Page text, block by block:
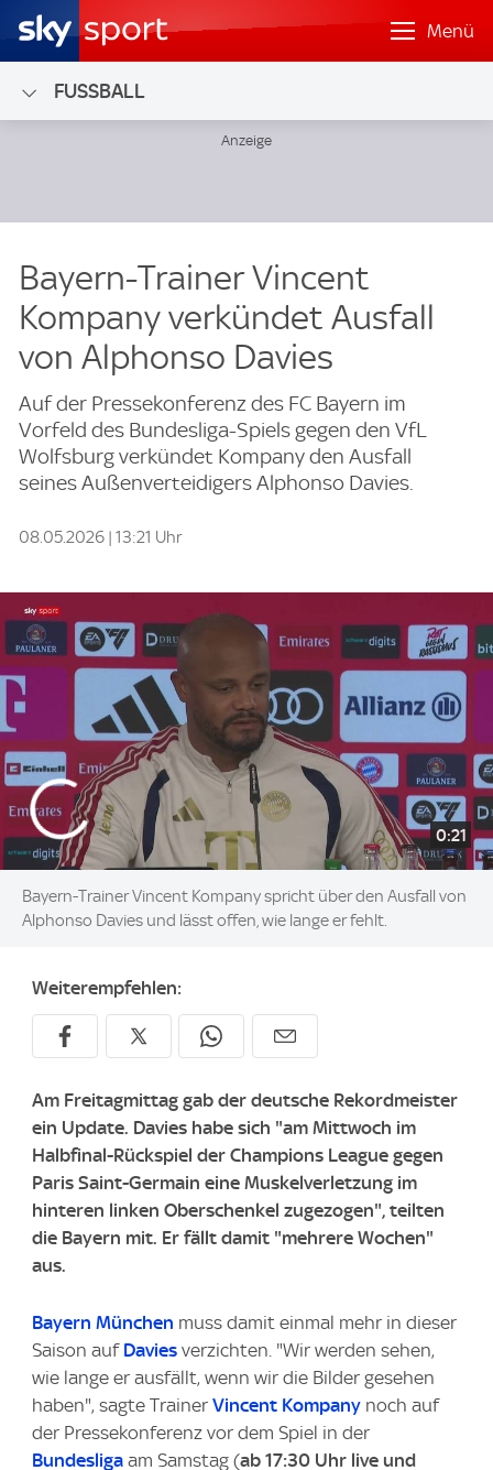
Menü
FUSSBALL
Bayern-Trainer Vincent
Kompany verkündet Ausfall
von Alphonso Davies
Auf der Pressekonferenz des FC Bayern im
Vorfeld des Bundesliga-Spiels gegen den VfL
Wolfsburg verkündet Kompany den Ausfall
seines Außenverteidigers Alphonso Davies.
08.05.2026 | 13:21 Uhr
0:21
Bayern-Trainer Vincent Kompany spricht über den Ausfall von
Alphonso Davies und lässt offen, wie lange er fehlt.
Weiterempfehlen:
Am Freitagmittag gab der deutsche Rekordmeister
ein Update. Davies habe sich "am Mittwoch im
Halbfinal-Rückspiel der Champions League gegen
Paris Saint-Germain eine Muskelverletzung im
hinteren linken Oberschenkel zugezogen", teilten
die Bayern mit. Er fällt damit "mehrere Wochen"
aus.
Bayern München muss damit einmal mehr in dieser
Saison auf Davies verzichten. "Wir werden sehen,
wie lange er ausfällt, wenn wir die Bilder gesehen
haben", sagte Trainer Vincent Kompany noch auf
der Pressekonferenz vor dem Spiel in der
Bundesliga am Samstag (ab 17:30 Uhr live und